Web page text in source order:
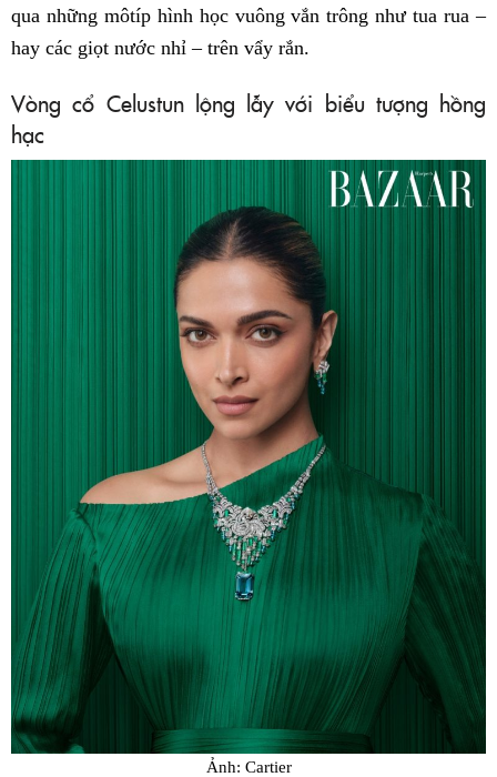
qua những môtíp hình học vuông vắn trông như tua rua –
hay các giọt nước nhỉ – trên vẩy rắn.
Vòng cổ Celustun lộng lẫy với biểu tượng hồng
hạc
Ảnh: Cartier